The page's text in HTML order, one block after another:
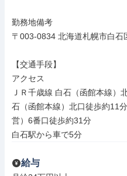
勤務地備考
〒003-0834 北海道札幌市白石
【交通手段】
アクセス
ＪＲ千歳線 白石（函館本線）
石（函館本線）北口徒歩約11
営）6番口徒歩約31分
白石駅から車で5分
給与